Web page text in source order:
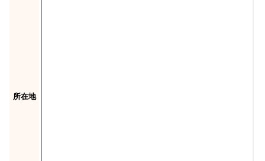
所在地